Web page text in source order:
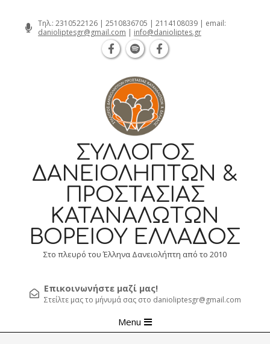
Τηλ.: 2310522126 | 2510836705 | 2114108039 | email:
danioliptesgr@gmail.com | info@danioliptes.gr
ΣΎΛΛΟΓΟΣ
ΔΑΝΕΙΟΛΗΠΤΏΝ &
ΠΡΟΣΤΑΣΊΑΣ
ΚΑΤΑΝΑΛΩΤΏΝ
ΒΟΡΕΊΟΥ ΕΛΛΆΔΟΣ
Στο πλευρό του Έλληνα Δανειολήπτη από το 2010
Επικοινωνήστε μαζί μας!
Στείλτε μας το μήνυμά σας στο danioliptesgr@gmail.com
Navigation
Menu